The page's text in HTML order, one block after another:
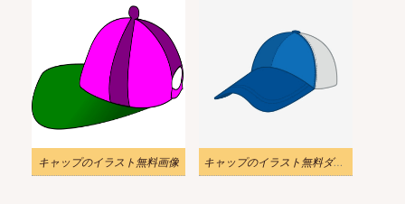
キャップのイラスト無料画像 キャップのイラスト無料ダウンロード